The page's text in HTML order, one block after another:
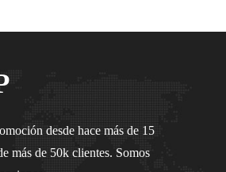
desde hace más de 15
más de 50k clientes. Somos